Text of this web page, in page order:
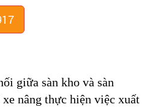
giữa sàn kho và sàn
nâng thực hiện việc xuất